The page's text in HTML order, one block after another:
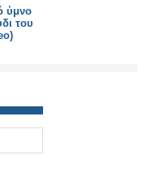
ύμνο
του